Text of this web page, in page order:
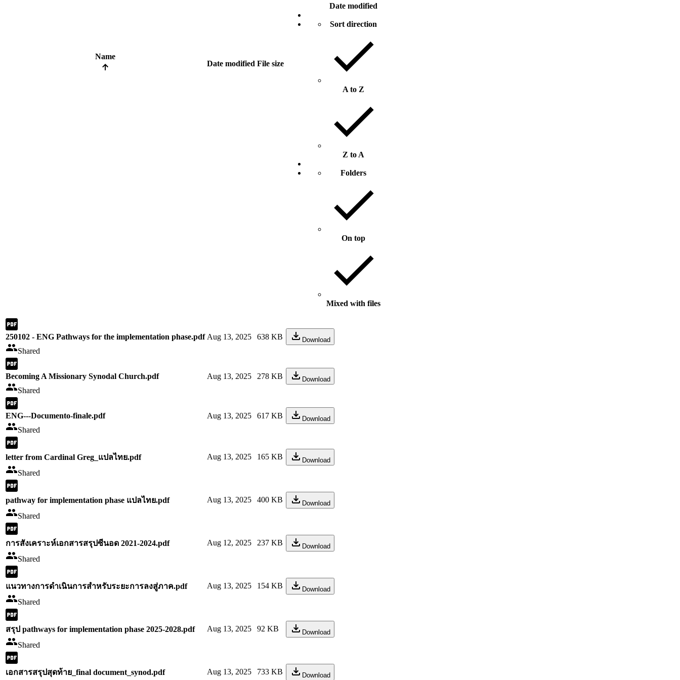
Name
Date modified File size
Date modified
Sort direction
A to Z
Z to A
Folders
On top
Mixed with files
250102 - ENG Pathways for the implementation phase.pdf
Shared
Aug 13, 2025 638 KB Download
Becoming A Missionary Synodal Church.pdf
Shared
Aug 13, 2025 278 KB Download
ENG---Documento-finale.pdf
Shared
Aug 13, 2025 617 KB Download
letter from Cardinal Greg_แปลไทย.pdf
Shared
Aug 13, 2025 165 KB Download
pathway for implementation phase แปลไทย.pdf
Shared
Aug 13, 2025 400 KB Download
การสังเคราะห์เอกสารสรุปซีนอด 2021-2024.pdf
Shared
Aug 12, 2025 237 KB Download
แนวทางการดำเนินการสำหรับระยะการลงสู่ภาค.pdf
Shared
Aug 13, 2025 154 KB Download
สรุป pathways for implementation phase 2025-2028.pdf
Shared
Aug 13, 2025 92 KB Download
เอกสารสรุปสุดท้าย_final document_synod.pdf Aug 13, 2025 733 KB Download